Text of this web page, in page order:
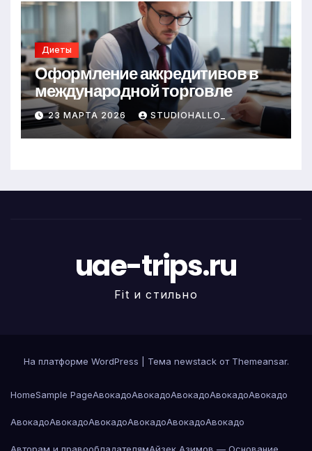
Диеты
Оформление аккредитивов в
международной торговле
23 МАРТА 2026 STUDIOHALLO_
uae-trips.ru
Fit и стильно
На платформе WordPress Тема newstack от Themeansar.
HomeSample PageАвокадоАвокадоАвокадоАвокадоАвокадо
АвокадоАвокадоАвокадоАвокадоАвокадоАвокадо